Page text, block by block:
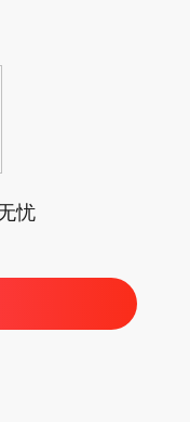
忧